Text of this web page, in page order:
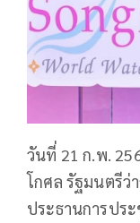
วันที่ 21 ก.พ.
โกศล รัฐมนตรีว่
ประธานการปร